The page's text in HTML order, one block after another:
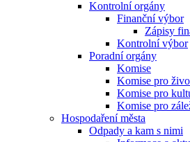
Kontrolní orgány
Finanční výbor
Zápisy
Kontrolní výbor
Poradní orgány
Komise
Komise pro
Komise pro
Komise pro
Hospodaření města
Odpady a kam s nimi